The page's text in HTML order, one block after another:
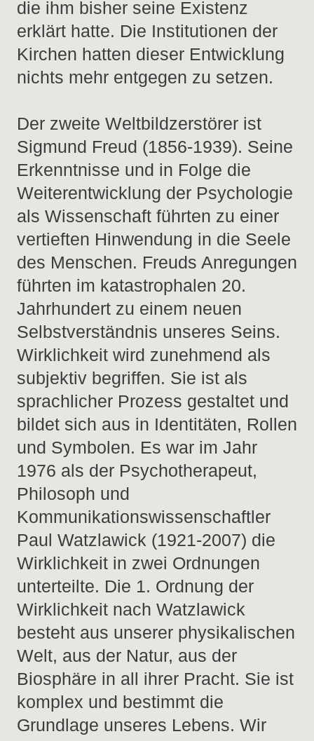
die ihm bisher seine Existenz
erklärt hatte. Die Institutionen der
Kirchen hatten dieser Entwicklung
nichts mehr entgegen zu setzen.
Der zweite Weltbildzerstörer ist
Sigmund Freud (1856-1939). Seine
Erkenntnisse und in Folge die
Weiterentwicklung der Psychologie
als Wissenschaft führten zu einer
vertieften Hinwendung in die Seele
des Menschen. Freuds Anregungen
führten im katastrophalen 20.
Jahrhundert zu einem neuen
Selbstverständnis unseres Seins.
Wirklichkeit wird zunehmend als
subjektiv begriffen. Sie ist als
sprachlicher Prozess gestaltet und
bildet sich aus in Identitäten, Rollen
und Symbolen. Es war im Jahr
1976 als der Psychotherapeut,
Philosoph und
Kommunikationswissenschaftler
Paul Watzlawick (1921-2007) die
Wirklichkeit in zwei Ordnungen
unterteilte. Die 1. Ordnung der
Wirklichkeit nach Watzlawick
besteht aus unserer physikalischen
Welt, aus der Natur, aus der
Biosphäre in all ihrer Pracht. Sie ist
komplex und bestimmt die
Grundlage unseres Lebens. Wir